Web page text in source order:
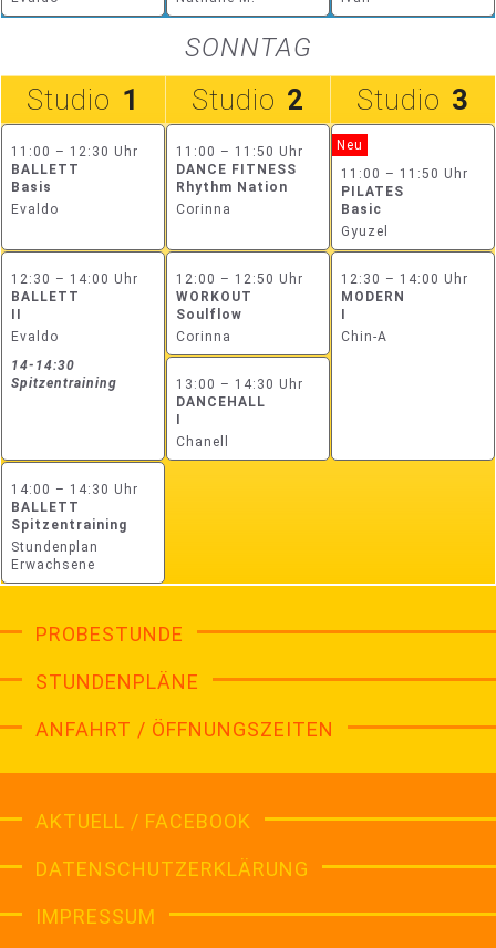
SONNTAG
Studio 1
11:00 – 12:30 Uhr
BALLETT
Basis
Evaldo
12:30 – 14:00 Uhr
BALLETT
II
Evaldo
14-14:30
Spitzentraining
14:00 – 14:30 Uhr
BALLETT
Spitzentraining
Stundenplan
Erwachsene
Studio 2
11:00 – 11:50 Uhr
DANCE FITNESS
Rhythm Nation
Corinna
12:00 – 12:50 Uhr
WORKOUT
Soulflow
Corinna
13:00 – 14:30 Uhr
DANCEHALL
I
Chanell
Studio 3
Neu
11:00 – 11:50 Uhr
PILATES
Basic
Gyuzel
12:30 – 14:00 Uhr
MODERN
I
Chin-A
PROBESTUNDE
STUNDENPLÄNE
ANFAHRT / ÖFFNUNGSZEITEN
AKTUELL / FACEBOOK
DATENSCHUTZERKLÄRUNG
IMPRESSUM